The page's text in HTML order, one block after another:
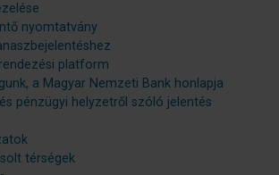
nyomtatvány
platform
a Magyar Nemzeti Bank honlapja
pénzügyi helyzetről szóló jelentés
térségek